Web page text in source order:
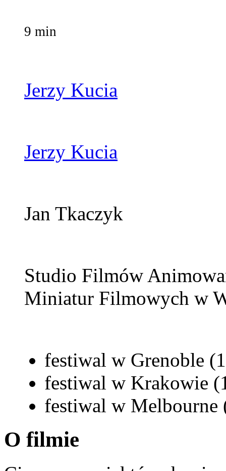
9 min
Jerzy Kucia
Jerzy Kucia
Jan Tkaczyk
Studio Filmów
Miniatur Filmowych w
festiwal w Grenoble
festiwal w Krakowie
festiwal w Melbourne
O filmie